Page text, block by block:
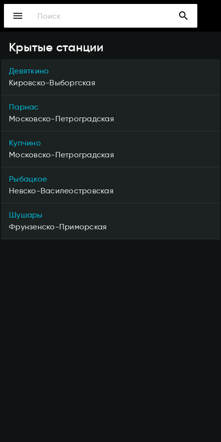
Перейти
основному
содержанию
menu search
Крытые станции
Девяткино
Кировско-Выборгская
Парнас
Московско-Петроградская
Купчино
Московско-Петроградская
Рыбацкое
Невско-Василеостровская
Шушары
Фрунзенско-Приморская